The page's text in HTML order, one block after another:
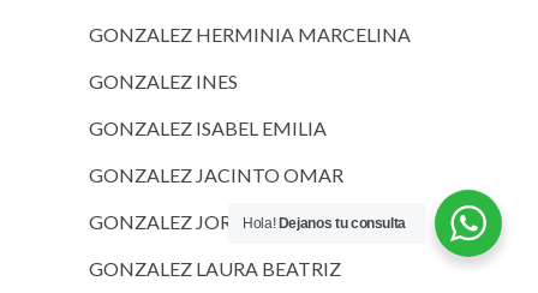
GONZALEZ HERMINIA MARCELINA
GONZALEZ INES
GONZALEZ ISABEL EMILIA
GONZALEZ JACINTO OMAR
GONZALEZ JORGE LUIS
GONZALEZ LAURA BEATRIZ
Hola! Dejanos tu consulta